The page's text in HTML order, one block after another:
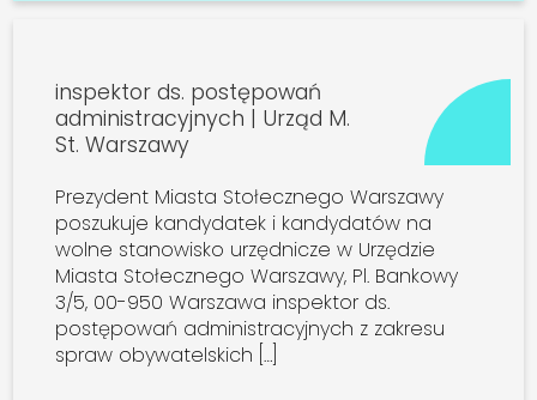
inspektor ds. postępowań
administracyjnych | Urząd M.
St. Warszawy
Prezydent Miasta Stołecznego Warszawy
poszukuje kandydatek i kandydatów na
wolne stanowisko urzędnicze w Urzędzie
Miasta Stołecznego Warszawy, Pl. Bankowy
3/5, 00-950 Warszawa inspektor ds.
postępowań administracyjnych z zakresu
spraw obywatelskich […]